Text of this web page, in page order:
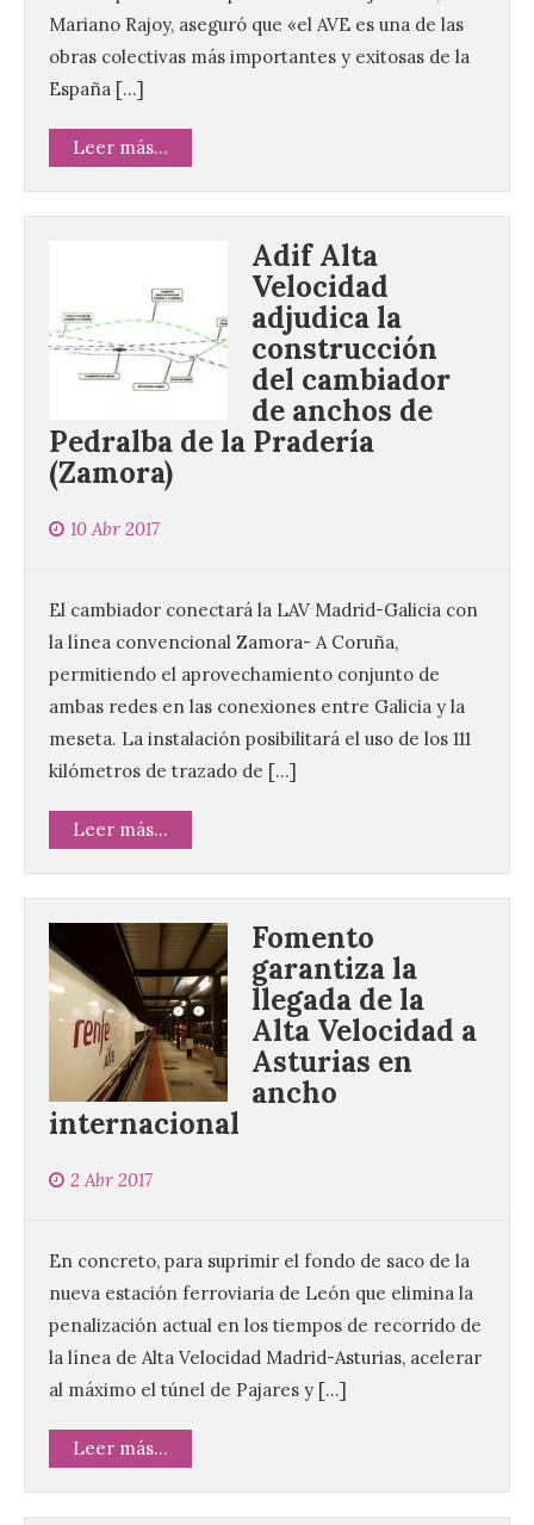
Mariano Rajoy, aseguró que «el AVE es una de las
obras colectivas más importantes y exitosas de la
España […]
Leer más...
Adif Alta
Velocidad
adjudica la
construcción
del cambiador
de anchos de
Pedralba de la Pradería
(Zamora)
10 Abr 2017
El cambiador conectará la LAV Madrid-Galicia con
la línea convencional Zamora- A Coruña,
permitiendo el aprovechamiento conjunto de
ambas redes en las conexiones entre Galicia y la
meseta. La instalación posibilitará el uso de los 111
kilómetros de trazado de […]
Leer más...
Fomento
garantiza la
llegada de la
Alta Velocidad a
Asturias en
ancho
internacional
2 Abr 2017
En concreto, para suprimir el fondo de saco de la
nueva estación ferroviaria de León que elimina la
penalización actual en los tiempos de recorrido de
la línea de Alta Velocidad Madrid-Asturias, acelerar
al máximo el túnel de Pajares y […]
Leer más...